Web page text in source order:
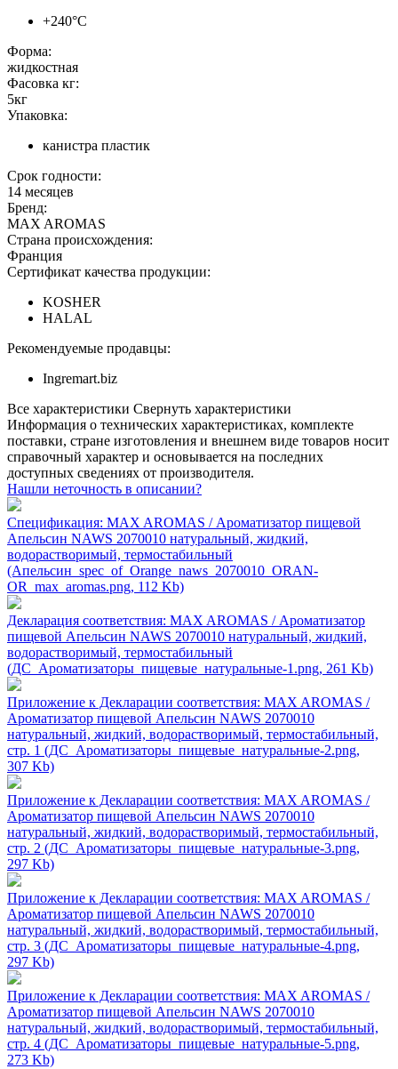
+240°C
Форма:
жидкостная
Фасовка кг:
5кг
Упаковка:
канистра пластик
Срок годности:
14 месяцев
Бренд:
MAX AROMAS
Страна происхождения:
Франция
Сертификат качества продукции:
KOSHER
HALAL
Рекомендуемые продавцы:
Ingremart.biz
Все характеристики Свернуть характеристики
Информация о технических характеристиках, комплекте
поставки, стране изготовления и внешнем виде товаров носит
справочный характер и основывается на последних
доступных сведениях от производителя.
Нашли неточность в описании?
Спецификация: MAX AROMAS / Ароматизатор пищевой
Апельсин NAWS 2070010 натуральный, жидкий,
водорастворимый, термостабильный
(Апельсин_spec_of_Orange_naws_2070010_ORAN-
OR_max_aromas.png, 112 Kb)
Декларация соответствия: MAX AROMAS / Ароматизатор
пищевой Апельсин NAWS 2070010 натуральный, жидкий,
водорастворимый, термостабильный
(ДС_Ароматизаторы_пищевые_натуральные-1.png, 261 Kb)
Приложение к Декларации соответствия: MAX AROMAS /
Ароматизатор пищевой Апельсин NAWS 2070010
натуральный, жидкий, водорастворимый, термостабильный,
стр. 1 (ДС_Ароматизаторы_пищевые_натуральные-2.png,
307 Kb)
Приложение к Декларации соответствия: MAX AROMAS /
Ароматизатор пищевой Апельсин NAWS 2070010
натуральный, жидкий, водорастворимый, термостабильный,
стр. 2 (ДС_Ароматизаторы_пищевые_натуральные-3.png,
297 Kb)
Приложение к Декларации соответствия: MAX AROMAS /
Ароматизатор пищевой Апельсин NAWS 2070010
натуральный, жидкий, водорастворимый, термостабильный,
стр. 3 (ДС_Ароматизаторы_пищевые_натуральные-4.png,
297 Kb)
Приложение к Декларации соответствия: MAX AROMAS /
Ароматизатор пищевой Апельсин NAWS 2070010
натуральный, жидкий, водорастворимый, термостабильный,
стр. 4 (ДС_Ароматизаторы_пищевые_натуральные-5.png,
273 Kb)